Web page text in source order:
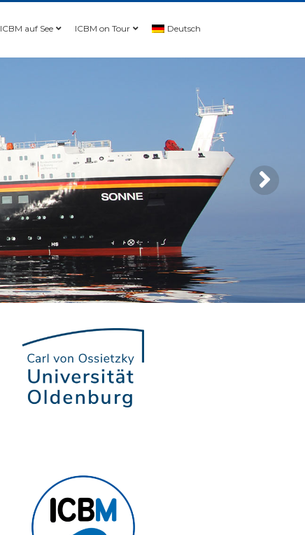
ICBM auf See ICBM on Tour Deutsch